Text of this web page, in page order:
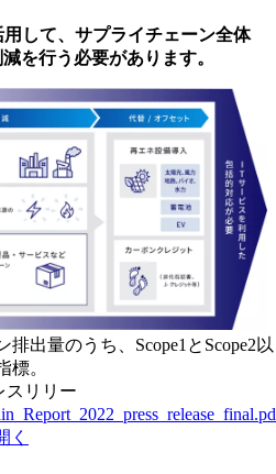
して、サプライチェーン全体
を行う必要があります。
出量のうち、Scope1とScope2以
標。
スリリー
く